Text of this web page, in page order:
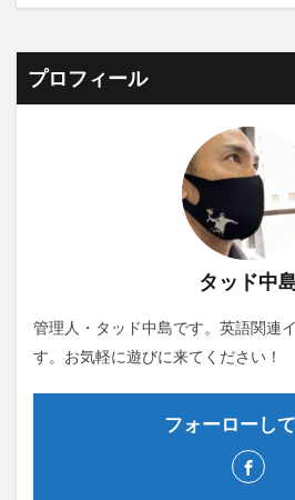
プロフィール
タッド中
管理人・タッド中島です。英語関連
す。お気軽に遊びに来てください！
フォーローして